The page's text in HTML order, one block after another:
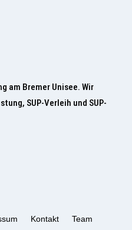
am Bremer Unisee. Wir
SUP-Verleih und SUP-
Kontakt
Team